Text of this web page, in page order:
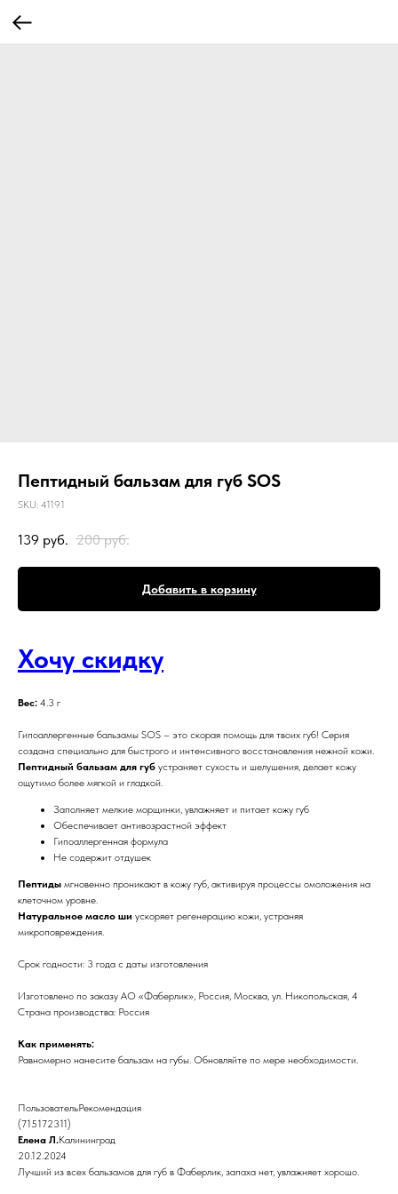
Пептидный бальзам для губ SOS
SKU: 41191
139 руб. 200 руб.
Добавить в корзину
Хочу скидку
Вес: 4.3 г
Гипоаллергенные бальзамы SOS – это скорая помощь для твоих губ! Серия
создана специально для быстрого и интенсивного восстановления нежной кожи.
Пептидный бальзам для губ устраняет сухость и шелушения, делает кожу
ощутимо более мягкой и гладкой.
Заполняет мелкие морщинки, увлажняет и питает кожу губ
Обеспечивает антивозрастной эффект
Гипоаллергенная формула
Не содержит отдушек
Пептиды мгновенно проникают в кожу губ, активируя процессы омоложения на
клеточном уровне.
Натуральное масло ши ускоряет регенерацию кожи, устраняя
микроповреждения.
Срок годности: 3 года с даты изготовления
Изготовлено по заказу АО «Фаберлик», Россия, Москва, ул. Никопольская, 4
Страна производства: Россия
Как применять:
Равномерно нанесите бальзам на губы. Обновляйте по мере необходимости.
ПользовательРекомендация
(715172311)
Елена Л.Калининград
20.12.2024
Лучший из всех бальзамов для губ в Фаберлик, запаха нет, увлажняет хорошо.